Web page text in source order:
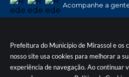
Prefeitura do Município de Mirassol e os
nosso site usa cookies para melhorar a
experiência de navegação. Ao continuar
Acompanhe a
Versão do Sistema:
Portal atualizado em: